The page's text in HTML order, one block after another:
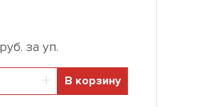
руб. за уп.
В корзину